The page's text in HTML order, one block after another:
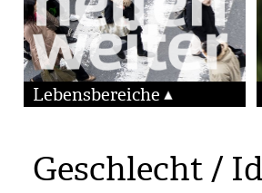
Lebensbereiche
Geschlecht /